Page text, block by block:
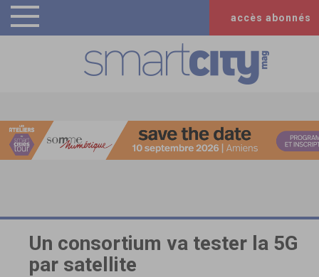
accès abonnés
Un consortium va tester la 5G
par satellite